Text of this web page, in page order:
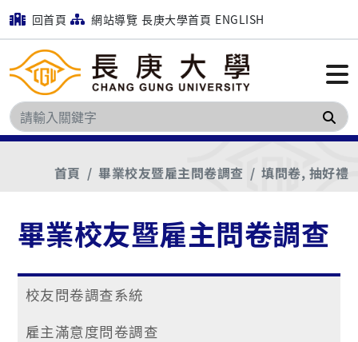
回首頁 網站導覽 長庚大學首頁 ENGLISH
搜
首頁 畢業校友暨雇主問卷調查 填問卷, 抽好禮
畢業校友暨雇主問卷調查
校友問卷調查系統
雇主滿意度問卷調查